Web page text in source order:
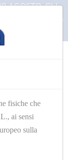
AGOSTO, GLI
VERRANNO
fisiche che
ai sensi
sulla